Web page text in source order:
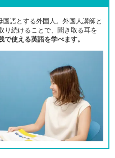
語とする外国人。外国人講師と
り続けることで、聞き取る耳を
で使える英語を学べます。